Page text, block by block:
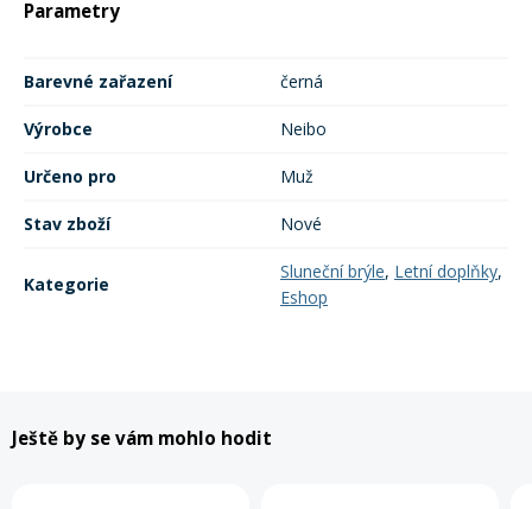
Parametry
Barevné zařazení černá
Výrobce Neibo
Určeno pro Muž
Stav zboží Nové
Kategorie
Sluneční brýle, Letní doplňky,
Eshop
Ještě by se vám mohlo hodit